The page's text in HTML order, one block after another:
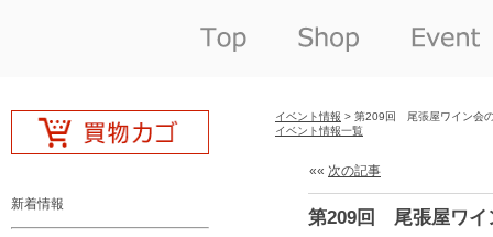
新着情報
イベント情報 > 第209回 尾張屋ワイン会
イベント情報一覧
«« 次の記事
第209回 尾張屋ワイ